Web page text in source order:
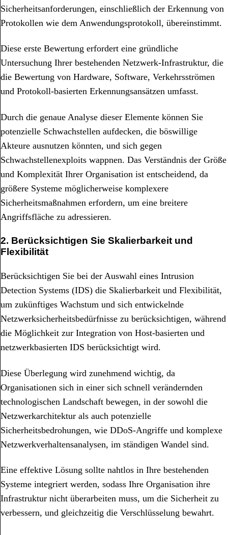
Sicherheitsanforderungen, einschließlich der Erkennung von
Protokollen wie dem Anwendungsprotokoll, übereinstimmt.
Diese erste Bewertung erfordert eine gründliche
Untersuchung Ihrer bestehenden Netzwerk-Infrastruktur, die
die Bewertung von Hardware, Software, Verkehrsströmen
und Protokoll-basierten Erkennungsansätzen umfasst.
Durch die genaue Analyse dieser Elemente können Sie
potenzielle Schwachstellen aufdecken, die böswillige
Akteure ausnutzen könnten, und sich gegen
Schwachstellenexploits wappnen. Das Verständnis der Größe
und Komplexität Ihrer Organisation ist entscheidend, da
größere Systeme möglicherweise komplexere
Sicherheitsmaßnahmen erfordern, um eine breitere
Angriffsfläche zu adressieren.
2. Berücksichtigen Sie Skalierbarkeit und
Flexibilität
Berücksichtigen Sie bei der Auswahl eines Intrusion
Detection Systems (IDS) die Skalierbarkeit und Flexibilität,
um zukünftiges Wachstum und sich entwickelnde
Netzwerksicherheitsbedürfnisse zu berücksichtigen, während
die Möglichkeit zur Integration von Host-basierten und
netzwerkbasierten IDS berücksichtigt wird.
Diese Überlegung wird zunehmend wichtig, da
Organisationen sich in einer sich schnell verändernden
technologischen Landschaft bewegen, in der sowohl die
Netzwerkarchitektur als auch potenzielle
Sicherheitsbedrohungen, wie DDoS-Angriffe und komplexe
Netzwerkverhaltensanalysen, im ständigen Wandel sind.
Eine effektive Lösung sollte nahtlos in Ihre bestehenden
Systeme integriert werden, sodass Ihre Organisation ihre
Infrastruktur nicht überarbeiten muss, um die Sicherheit zu
verbessern, und gleichzeitig die Verschlüsselung bewahrt.